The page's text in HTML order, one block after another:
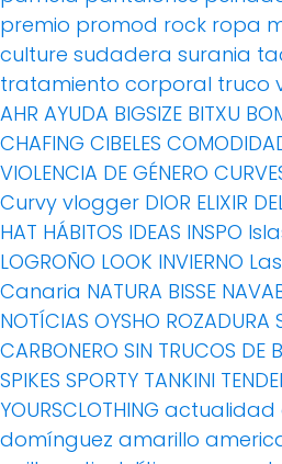
premio promod rock ropa
culture sudadera surania
tratamiento corporal truco
AHR AYUDA BIGSIZE BITXU
CHAFING CIBELES
VIOLENCIA DE GÉNERO
Curvy vlogger DIOR ELIXIR
HAT HÁBITOS IDEAS INSPO
LOGROÑO LOOK INVIERNO
Canaria NATURA BISSE
NOTÍCIAS OYSHO ROZADURA
CARBONERO SIN TRUCOS DE
SPIKES SPORTY TANKINI
YOURSCLOTHING actualidad
domínguez amarillo